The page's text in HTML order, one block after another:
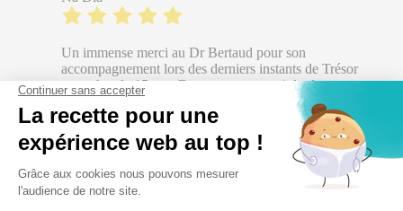
Un immense merci au Dr Bertaud pour son
accompagnement lors des derniers instants de Trésor
mon chat de 15 ans. Dans ce moment si douloureux,
elle a su trouver les mots justes, avec une douceur et
une empathie qui m'ont profondément touchée. Merci
d'avoir rendu ce départ si serein. Je remercie aussi le
personnel d'accueil.